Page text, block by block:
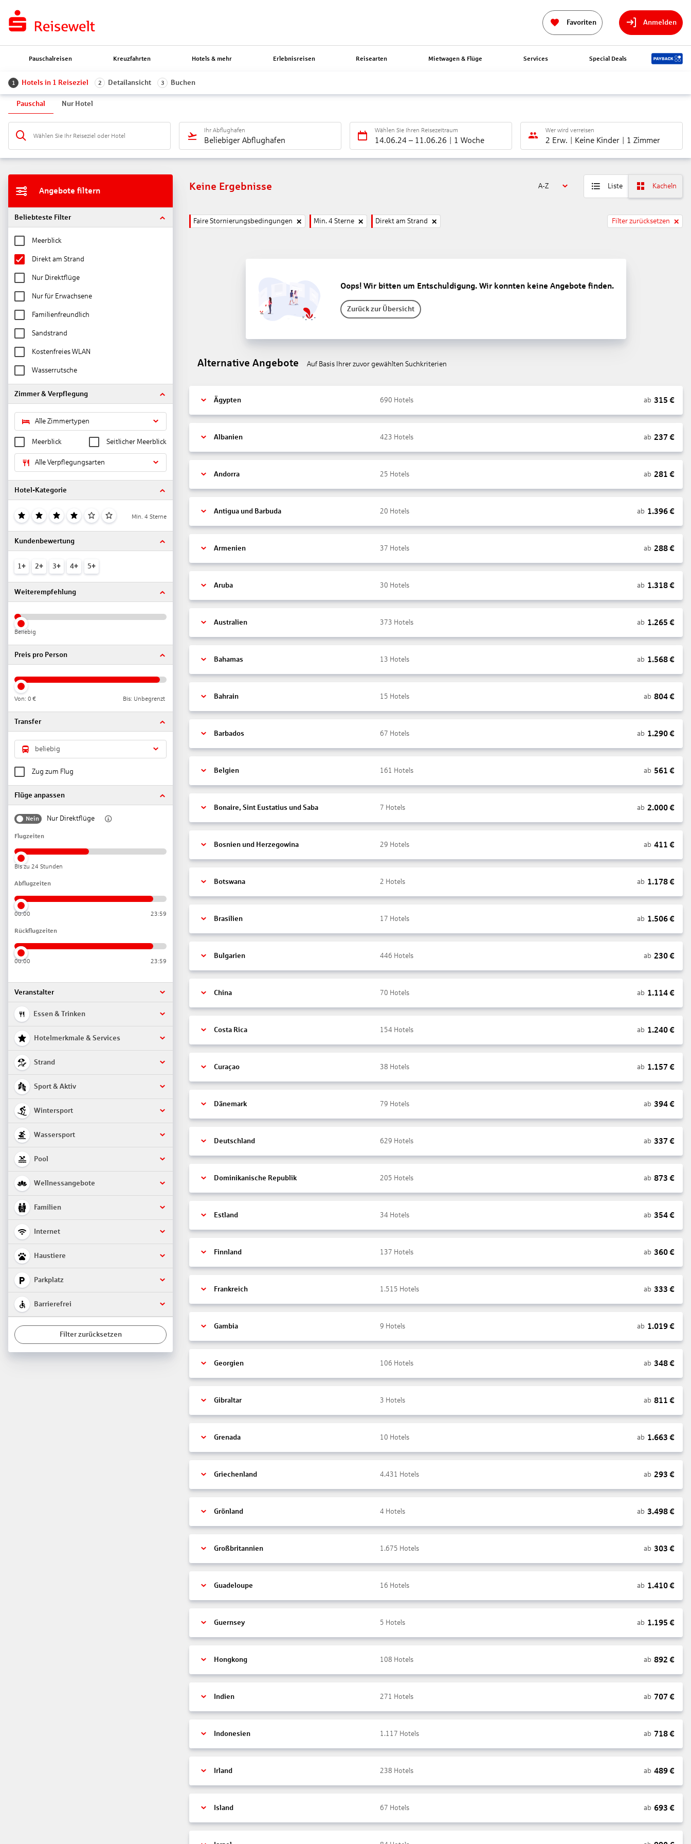
Favoriten Anmelden
Pauschalreisen Kreuzfahrten Hotels & mehr Erlebnisreisen Reisearten Mietwagen & Flüge Services Special Deals
1 Hotels in 1 Reiseziel 2 Detailansicht 3 Buchen
Pauschal Nur Hotel
Wählen Sie Ihr Reiseziel oder Hotel
Ihr Abflughafen
Beliebiger Abflughafen
Wählen Sie Ihren Reisezeitraum
14.06.24 – 11.06.26 1 Woche
Wer wird verreisen
2 Erw. Keine Kinder 1 Zimmer
Angebote filtern
Beliebteste Filter
Meerblick
Direkt am Strand
Nur Direktflüge
Nur für Erwachsene
Familienfreundlich
Sandstrand
Kostenfreies WLAN
Wasserrutsche
Zimmer & Verpflegung
Alle Zimmertypen
Meerblick Seitlicher Meerblick
Alle Verpflegungsarten
Hotel-Kategorie
Min. 4 Sterne
Kundenbewertung
1+ 2+ 3+ 4+ 5+
Weiterempfehlung
Beliebig
Preis pro Person
Von: 0 € Bis: Unbegrenzt
Transfer
beliebig
Zug zum Flug
Flüge anpassen
Nein Nur Direktflüge
Flugzeiten
Bis zu 24 Stunden
Abflugzeiten
00:00 23:59
Rückflugzeiten
00:00 23:59
Veranstalter
Essen & Trinken
Hotelmerkmale & Services
Strand
Sport & Aktiv
Wintersport
Wassersport
Pool
Wellnessangebote
Familien
Internet
Haustiere
Parkplatz
Barrierefrei
Filter zurücksetzen
Keine Ergebnisse A-Z Liste Kacheln
Faire Stornierungsbedingungen Min. 4 Sterne Direkt am Strand Filter zurücksetzen
Oops! Wir bitten um Entschuldigung. Wir konnten keine Angebote finden.
Zurück zur Übersicht
Alternative Angebote Auf Basis Ihrer zuvor gewählten Suchkriterien
Ägypten 690 Hotels ab 315 €
Albanien 423 Hotels ab 237 €
Andorra 25 Hotels ab 281 €
Antigua und Barbuda 20 Hotels ab 1.396€
Armenien 37 Hotels ab 288€
Aruba 30 Hotels ab 1.318€
Australien 373 Hotels ab 1.265 €
Bahamas 13 Hotels ab 1.568€
Bahrain 15 Hotels ab 804€
Barbados 67 Hotels ab 1.290€
Belgien 161 Hotels ab 561 €
Bonaire, Sint Eustatius und Saba 7 Hotels ab 2.000€
Bosnien und Herzegowina 29 Hotels ab 411 €
Botswana 2 Hotels ab 1.178€
Brasilien 17 Hotels ab 1.506€
Bulgarien 446 Hotels ab 230€
China 70 Hotels ab 1.114€
Costa Rica 154 Hotels ab 1.240€
Curaçao 38 Hotels ab 1.157 €
Dänemark 79 Hotels ab 394€
Deutschland 629 Hotels ab 337 €
Dominikanische Republik 205 Hotels ab 873 €
Estland 34 Hotels ab 354€
Finnland 137 Hotels ab 360€
Frankreich 1.515 Hotels ab 333 €
Gambia 9 Hotels ab 1.019€
Georgien 106 Hotels ab 348€
Gibraltar 3 Hotels ab 811 €
Grenada 10 Hotels ab 1.663 €
Griechenland 4.431 Hotels ab 293 €
Grönland 4 Hotels ab 3.498€
Großbritannien 1.675 Hotels ab 303 €
Guadeloupe 16 Hotels ab 1.410€
Guernsey 5 Hotels ab 1.195 €
Hongkong 108 Hotels ab 892 €
Indien 271 Hotels ab 707 €
Indonesien 1.117 Hotels ab 718€
Irland 238 Hotels ab 489€
Island 67 Hotels ab 693 €